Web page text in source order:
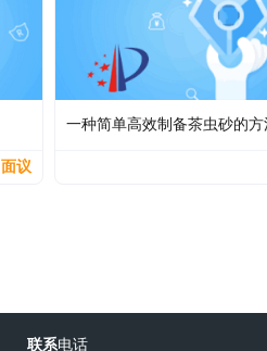
面议
一种简单高效制备茶虫砂的
联系电话